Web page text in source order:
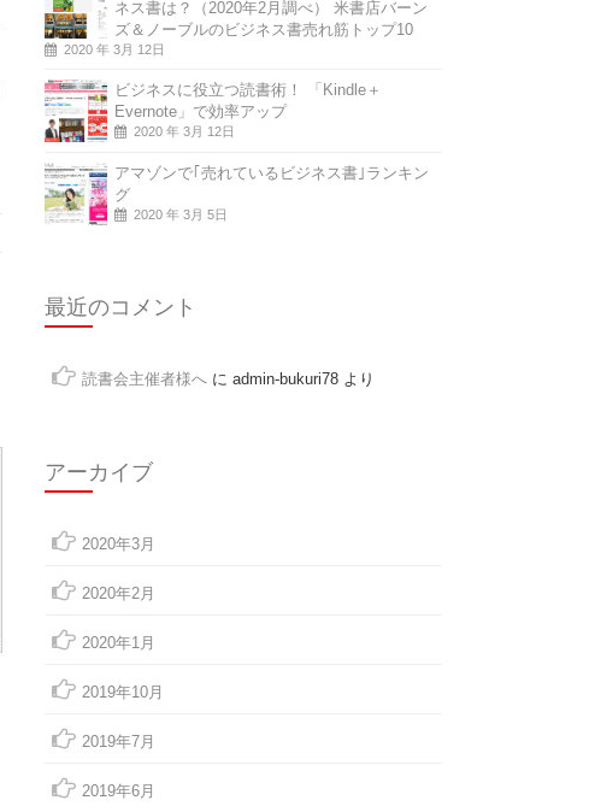
ネス書は？（2020年2月調べ） 米書店バーン
ズ＆ノーブルのビジネス書売れ筋トップ10
2020 年 3月 12日
ビジネスに役立つ読書術！ 「Kindle＋
Evernote」で効率アップ
2020 年 3月 12日
アマゾンで｢売れているビジネス書｣ランキン
グ
2020 年 3月 5日
最近のコメント
読書会主催者様へ に admin-bukuri78 より
アーカイブ
2020年3月
2020年2月
2020年1月
2019年10月
2019年7月
2019年6月